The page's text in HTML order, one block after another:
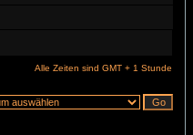
Alle Zeiten sind GMT + 1 Stunde